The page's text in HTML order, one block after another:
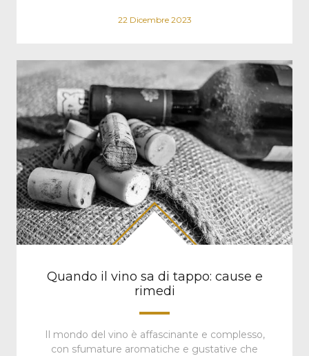
22 Dicembre 2023
Quando il vino sa di tappo: cause e
rimedi
Il mondo del vino è affascinante e complesso,
con sfumature aromatiche e gustative che